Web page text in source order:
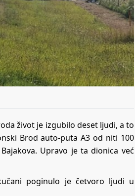
život je izgubilo deset ljudi, a to
Brod auto-puta A3 od niti 100
Upravo je ta dionica već
poginulo je četvoro ljudi u